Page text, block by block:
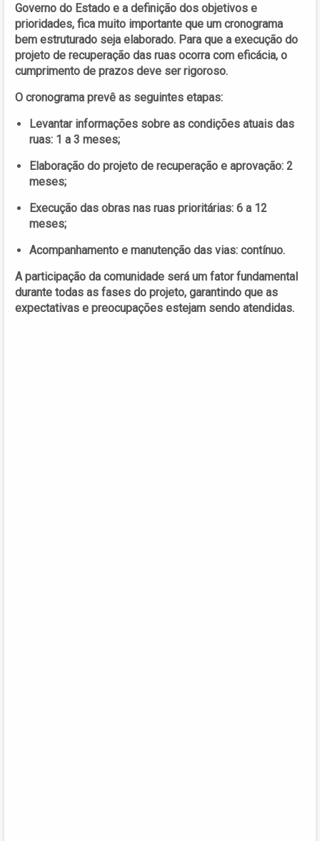
Governo do Estado e a definição dos objetivos e
prioridades, fica muito importante que um cronograma
bem estruturado seja elaborado. Para que a execução do
projeto de recuperação das ruas ocorra com eficácia, o
cumprimento de prazos deve ser rigoroso.
O cronograma prevê as seguintes etapas:
Levantar informações sobre as condições atuais das
ruas: 1 a 3 meses;
Elaboração do projeto de recuperação e aprovação: 2
meses;
Execução das obras nas ruas prioritárias: 6 a 12
meses;
Acompanhamento e manutenção das vias: contínuo.
A participação da comunidade será um fator fundamental
durante todas as fases do projeto, garantindo que as
expectativas e preocupações estejam sendo atendidas.